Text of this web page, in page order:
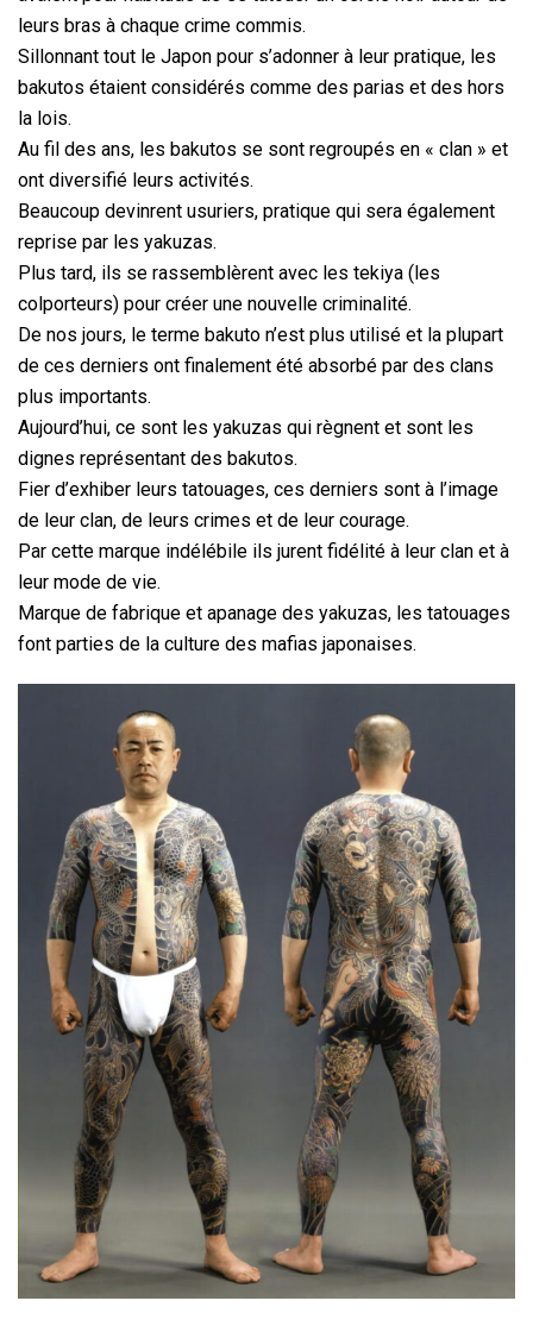
leurs bras à chaque crime commis.
Sillonnant tout le Japon pour s’adonner à leur pratique, les
bakutos étaient considérés comme des parias et des hors
la lois.
Au fil des ans, les bakutos se sont regroupés en « clan » et
ont diversifié leurs activités.
Beaucoup devinrent usuriers, pratique qui sera également
reprise par les yakuzas.
Plus tard, ils se rassemblèrent avec les tekiya (les
colporteurs) pour créer une nouvelle criminalité.
De nos jours, le terme bakuto n’est plus utilisé et la plupart
de ces derniers ont finalement été absorbé par des clans
plus importants.
Aujourd’hui, ce sont les yakuzas qui règnent et sont les
dignes représentant des bakutos.
Fier d’exhiber leurs tatouages, ces derniers sont à l’image
de leur clan, de leurs crimes et de leur courage.
Par cette marque indélébile ils jurent fidélité à leur clan et à
leur mode de vie.
Marque de fabrique et apanage des yakuzas, les tatouages
font parties de la culture des mafias japonaises.